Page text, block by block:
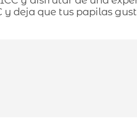
y deja que tus papilas